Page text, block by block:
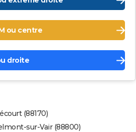
ou centre
droite
(88170)
sur-Vair (88800)